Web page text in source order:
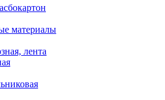
материалы
лента